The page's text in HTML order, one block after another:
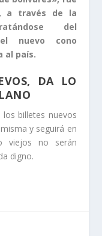
a través de la
del
nuevo cono
al país.
DA LO
los billetes nuevos
y seguirá en
viejos no serán
digno.